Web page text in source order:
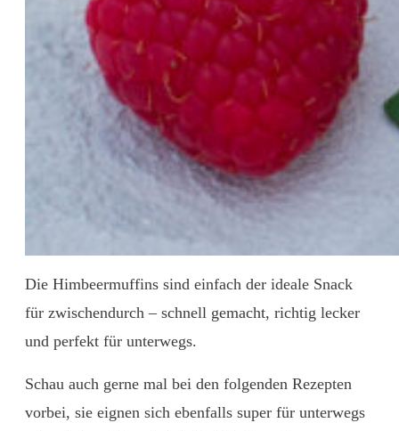
Die Himbeermuffins sind einfach der ideale Snack
für zwischendurch – schnell gemacht, richtig lecker
und perfekt für unterwegs.
Schau auch gerne mal bei den folgenden Rezepten
vorbei, sie eignen sich ebenfalls super für unterwegs